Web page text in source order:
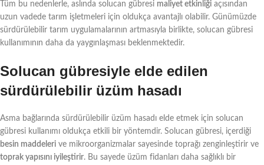
Tüm bu nedenlerle, aslında solucan gübresi maliyet etkinliği açısından
uzun vadede tarım işletmeleri için oldukça avantajlı olabilir. Günümüzde
sürdürülebilir tarım uygulamalarının artmasıyla birlikte, solucan gübresi
kullanımının daha da yaygınlaşması beklenmektedir.
Solucan gübresiyle elde edilen
sürdürülebilir üzüm hasadı
Asma bağlarında sürdürülebilir üzüm hasadı elde etmek için solucan
gübresi kullanımı oldukça etkili bir yöntemdir. Solucan gübresi, içerdiği
besin maddeleri ve mikroorganizmalar sayesinde toprağı zenginleştirir ve
toprak yapısını iyileştirir. Bu sayede üzüm fidanları daha sağlıklı bir